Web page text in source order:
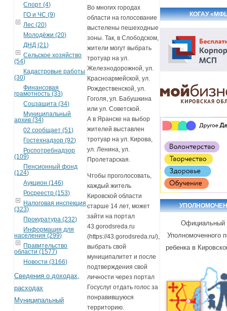
Спорт (4)
ГО и ЧС (9)
Лес (20)
Молодёжи (20)
ДНД (21)
Сельское хозяйство
(54)
Кадастровые работы
(30)
Финансовая
грамотность (33)
Соцзащита (34)
Муниципальный
архив (34)
02 сообщает (51)
Гостехнадзор (92)
Роспотребнадзор
(109)
Пенсионный фонд
(124)
Аукцион (146)
Росреестр (153)
Налоговая инспекция
(323)
Прокуратура (232)
Информация для
населения (299)
Правительство
области (1577)
Новости (3166)
Сведения о доходах,
расходах
Муниципальный
Во многих городах
области на голосование
выстелены пешеходные
зоны. Так, в Слободском,
жители могут выбрать
тротуар на ул.
Железнодорожной, ул.
Красноармейской, ул.
Рождественской, ул.
Гоголя, ул. Бабушкина
или ул. Советской.
А в Яранске на выбор
жителей выставлен
тротуар на ул. Кирова,
ул. Ленина, ул.
Пролетарская.
Чтобы проголосовать,
каждый житель
Кировской области
старше 14 лет, может
зайти на портал
43.gorodsreda.ru
(https://43.gorodsreda.ru/),
выбрать свой
муниципалитет и после
подтверждения свой
личности через портал
Госуслуг отдать голос за
понравившуюся
территорию.
КОГАУ
Официальный
Уполномоченного
ребенка в